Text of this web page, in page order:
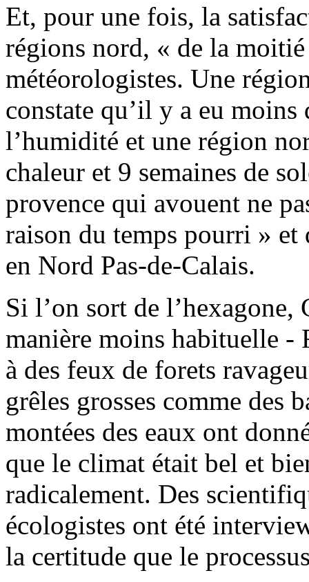
Et, pour une fois, la
régions nord, « de la
météorologistes. Une
constate qu’il y a eu
l’humidité et une région
chaleur et 9 semaines de
provence qui avouent ne
raison du temps pourri » et
en Nord Pas-de-Calais.
Si l’on sort de l’hexagone,
manière moins habituelle -
à des feux de forets
grêles grosses comme des
montées des eaux ont
que le climat était bel et
radicalement. Des
écologistes ont été
la certitude que le